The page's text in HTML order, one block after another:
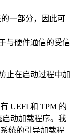
的一部分，因此可
与硬件通信的受信
止在启动过程中加
UEFI 和 TPM 的
启动加载程序。我
统的引导加载程